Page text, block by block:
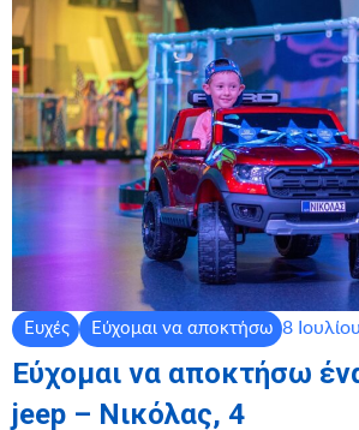
Ευχές Εύχομαι να αποκτήσω 8
Εύχομαι να αποκτήσω
jeep – Νικόλας, 4